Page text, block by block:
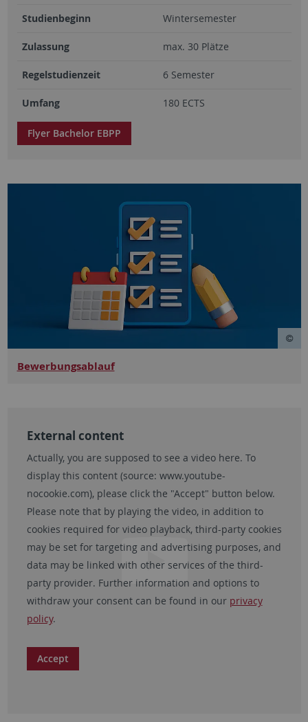
Studienbeginn Wintersemester
Zulassung max. 30 Plätze
Regelstudienzeit 6 Semester
Umfang 180 ECTS
Flyer Bachelor EBPP
Bewerbungsablauf
External content
Actually, you are supposed to see a video here. To
display this content (source: www.youtube-
nocookie.com), please click the "Accept" button below.
Please note that by playing the video, in addition to
cookies required for video playback, third-party cookies
may be set for targeting and advertising purposes, and
data may be linked with other services of the third-
party provider. Further information and options to
withdraw your consent can be found in our privacy
policy.
Accept